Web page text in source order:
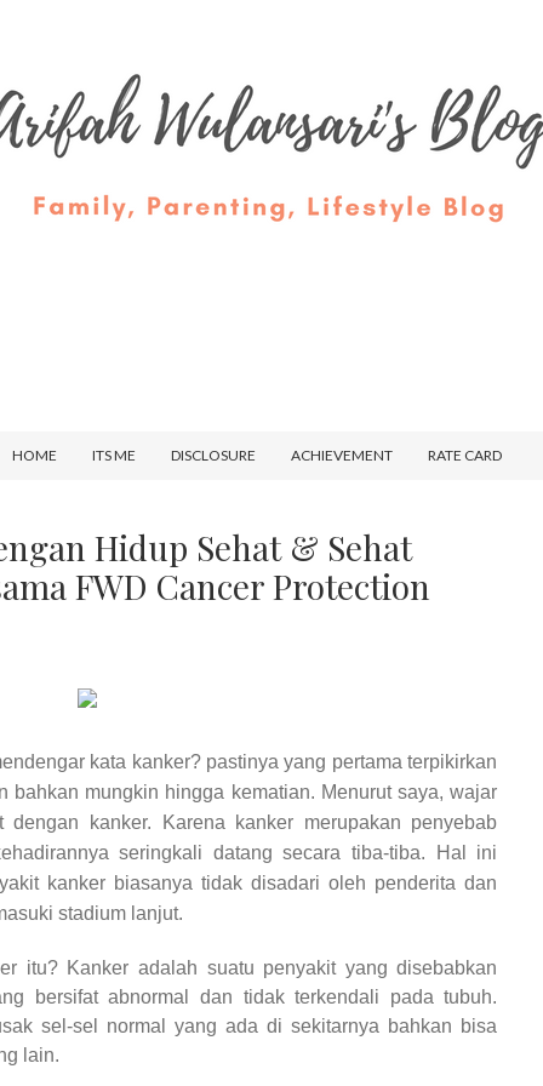
HOME ITS ME DISCLOSURE ACHIEVEMENT RATE CARD
Hidup Sehat & Sehat
FWD Cancer Protection
kata kanker? pastinya yang pertama terpikirkan
bahkan mungkin hingga kematian. Menurut saya, wajar
kanker. Karena kanker merupakan penyebab
seringkali datang secara tiba-tiba. Hal ini
kanker biasanya tidak disadari oleh penderita dan
stadium lanjut.
itu? Kanker adalah suatu penyakit yang disebabkan
bersifat abnormal dan tidak terkendali pada tubuh.
sel-sel normal yang ada di sekitarnya bahkan bisa
lain.